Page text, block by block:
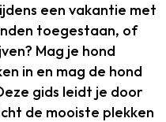
een vakantie met
toegestaan, of
Mag je hond
in en mag de hond
gids leidt je door
de mooiste plekken